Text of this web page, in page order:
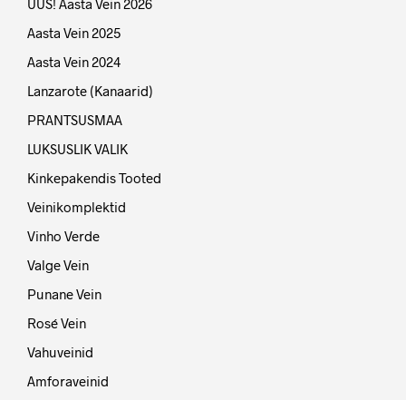
Aasta Vein 2025
Aasta Vein 2024
Lanzarote (Kanaarid)
PRANTSUSMAA
LUKSUSLIK VALIK
Kinkepakendis Tooted
Veinikomplektid
Vinho Verde
Valge Vein
Punane Vein
Rosé Vein
Vahuveinid
Amforaveinid